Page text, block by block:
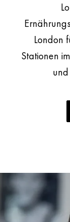
London
Stationen